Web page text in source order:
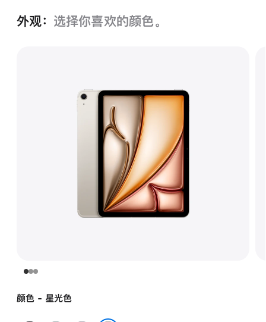
外观： 选择你喜欢的颜色。
颜色 - 星光色